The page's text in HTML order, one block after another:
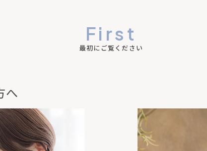
First
最初にご覧ください
へ